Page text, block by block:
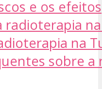
e os efeitos
radioterapia
na
sobre a